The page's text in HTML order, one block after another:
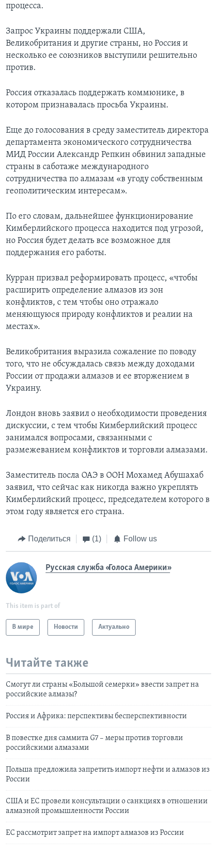
процесса.
Запрос Украины поддержали США,
Великобритания и другие страны, но Россия и
несколько ее союзников выступили решительно
против.
Россия отказалась поддержать коммюнике, в
котором признавалась просьба Украины.
Еще до голосования в среду заместитель директора
департамента экономического сотрудничества
МИД России Александр Репкин обвинил западные
страны в саботаже международного
сотрудничества по алмазам «в угоду собственным
геополитическим интересам».
По его словам, дальнейшее функционирование
Кимберлийского процесса находится под угрозой,
но Россия будет делать все возможное для
поддержания его работы.
Курран призвал реформировать процесс, «чтобы
расширить определение алмазов из зон
конфликтов, с тем чтобы оно отражало
меняющуюся природу конфликтов и реалии на
местах».
Великобритания выразила сожаление по поводу
того, что не обсуждалась связь между доходами
России от продажи алмазов и ее вторжением в
Украину.
Лондон вновь заявил о необходимости проведения
дискуссии, с тем чтобы Кимберлийский процесс
занимался вопросами, связанными с
размежеванием конфликтов и торговли алмазами.
Заместитель посла ОАЭ в ООН Мохамед Абушахаб
заявил, что сейчас как никогда важно укреплять
Кимберлийский процесс, председателем которого в
этом году является его страна.
Поделиться (1) Follow us
Русская служба «Голоса Америки»
This item is part of
В мире Новости Актуально
Читайте также
Смогут ли страны «Большой семерки» ввести запрет на
российские алмазы?
Россия и Африка: перспективы бесперспективности
В повестке дня саммита G7 – меры против торговли
российскими алмазами
Польша предложила запретить импорт нефти и алмазов из
России
США и ЕС провели консультации о санкциях в отношении
алмазной промышленности России
ЕС рассмотрит запрет на импорт алмазов из России